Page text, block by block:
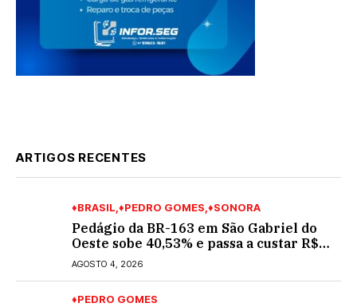
ARTIGOS RECENTES
♦BRASIL ♦PEDRO GOMES ♦SONORA
Pedágio da BR-163 em São Gabriel do
Oeste sobe 40,53% e passa a custar R$
10,70 a partir desta quarta-feira
AGOSTO 4, 2026
♦PEDRO GOMES